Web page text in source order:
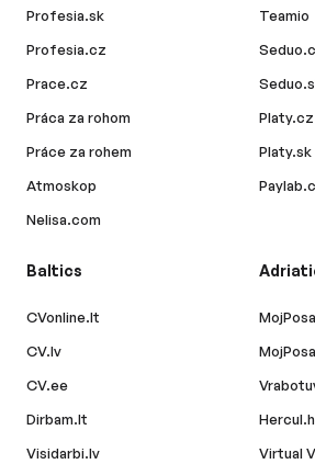
Profesia.sk
Profesia.cz
Prace.cz
Práca za rohom
Práce za rohem
Atmoskop
Nelisa.com
Teamio
Platy.cz
Platy.sk
Baltics
CVonline.lt
CV.lv
CV.ee
Dirbam.lt
Visidarbi.lv
Virtual